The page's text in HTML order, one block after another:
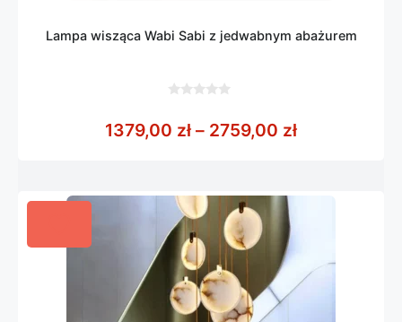
Lampa wisząca Wabi Sabi z jedwabnym abażurem
5
1379,00 zł – 2759,00 złZakres cen: